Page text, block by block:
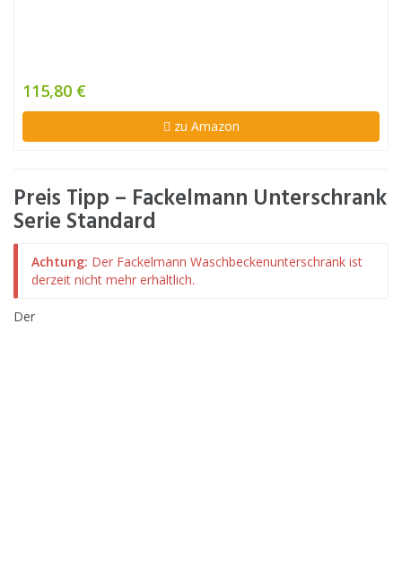
115,80 €
zu Amazon
Preis Tipp – Fackelmann Unterschrank
Serie Standard
Achtung: Der Fackelmann Waschbeckenunterschrank ist
derzeit nicht mehr erhältlich.
Der